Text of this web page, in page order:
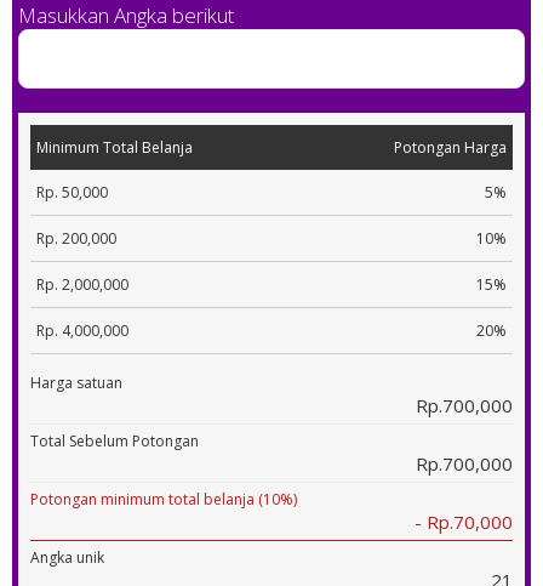
Masukkan Angka berikut
Minimum Total Belanja Potongan Harga
Rp. 50,000 5%
Rp. 200,000 10%
Rp. 2,000,000 15%
Rp. 4,000,000 20%
Harga satuan
Rp.700,000
Total Sebelum Potongan
Rp.700,000
Potongan minimum total belanja (10%)
- Rp.70,000
Angka unik
21